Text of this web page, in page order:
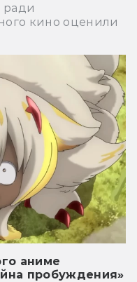
ради
кино оценили
аниме
пробуждения»